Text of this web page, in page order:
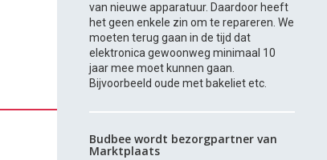
van nieuwe apparatuur. Daardoor heeft
het geen enkele zin om te repareren. We
moeten terug gaan in de tijd dat
elektronica gewoonweg minimaal 10
jaar mee moet kunnen gaan.
Bijvoorbeeld oude met bakeliet etc.
Budbee wordt bezorgpartner van
Marktplaats